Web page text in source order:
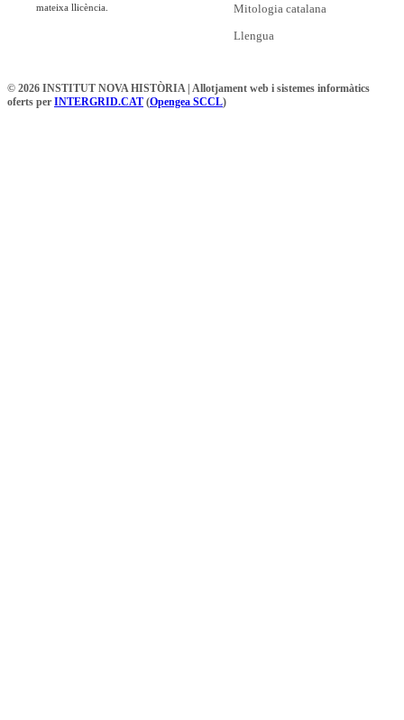
mateixa llicència.
Mitologia catalana
Llengua
© 2026 INSTITUT NOVA HISTÒRIA | Allotjament web i sistemes informàtics
oferts per INTERGRID.CAT (Opengea SCCL)